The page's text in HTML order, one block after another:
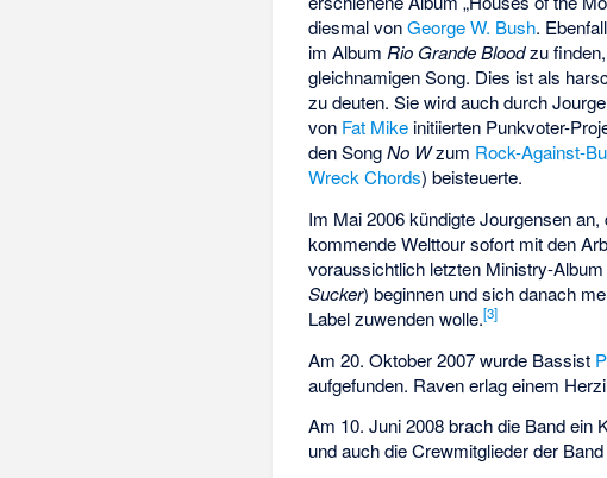
diesmal vonGeorge W. Bush.
im AlbumRio Grande Bloodzu
gleichnamigen Song. Dies ist als
zu deuten. Sie wird auch durch
von Fat Mike initiierten Punkvoter-
den SongNo Wzum Rock-Against-
Wreck Chords) beisteuerte.
Im Mai 2006 kündigte Jourgensen
kommende Welttour sofort mit den
voraussichtlich letzten Ministry-
Sucker) beginnen und sich danach
Label zuwenden wolle.[3]
Am 20. Oktober 2007 wurde Bassist
aufgefunden. Raven erlag einem
Am 10. Juni 2008 brach die Band ein
und auch die Crewmitglieder der